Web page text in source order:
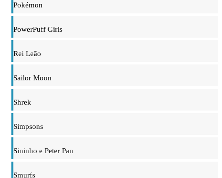
Pokémon
PowerPuff Girls
Rei Leão
Sailor Moon
Shrek
Simpsons
Sininho e Peter Pan
Smurfs